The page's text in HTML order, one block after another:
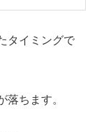
タイミングで
落ちます。